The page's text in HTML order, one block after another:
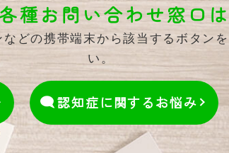
種お問い合わせ窓口
どの携帯端末から該当するボタン
い。
認知症に関するお悩み